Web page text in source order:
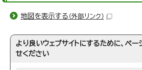
地図を表示する （外部リンク）
より良いウェブサイトにするために、ペ
せください